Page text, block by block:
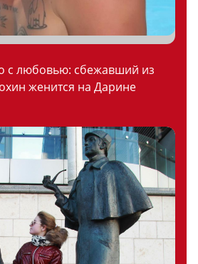
с любовью: сбежавший из
женится на Дарине